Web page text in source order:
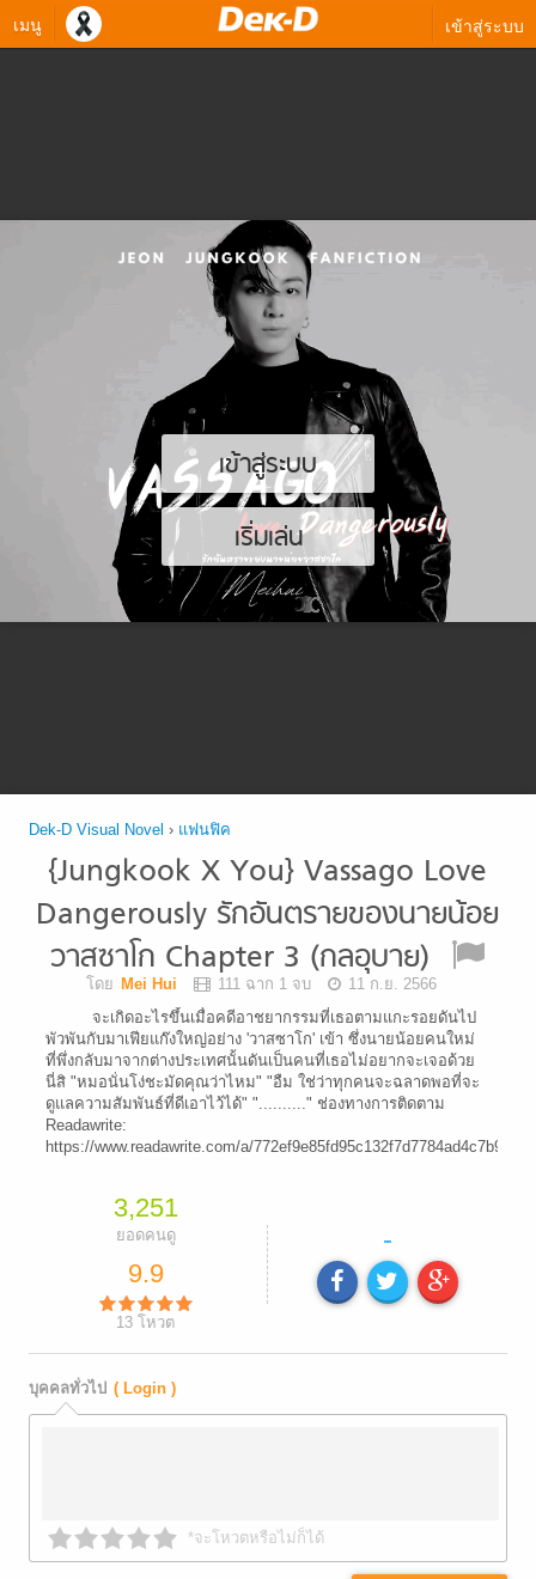
เมนู เข้าสู่ระบบ
เข้าสู่ระบบ
เริ่มเล่น
Dek-D Visual Novel › แฟนฟิค
{Jungkook X You} Vassago Love
Dangerously รักอันตรายของนายน้อย
วาสซาโก Chapter 3 (กลอุบาย)
โดย Mei Hui 111 ฉาก 1 จบ
11 ก.ย. 2566
จะเกิดอะไรขึ้นเมื่อคดีอาชยากรรมที่เธอตามแกะรอยดันไป
พัวพันกับมาเฟียแก๊งใหญ่อย่าง 'วาสซาโก' เข้า ซึ่งนายน้อยคนใหม่
ที่พึ่งกลับมาจากต่างประเทศนั้นดันเป็นคนที่เธอไม่อยากจะเจอด้วย
นี่สิ "หมอนั่นโง่ชะมัดคุณว่าไหม" "อืม ใช่ว่าทุกคนจะฉลาดพอที่จะ
ดูแลความสัมพันธ์ที่ดีเอาไว้ได้" ".........." ช่องทางการติดตาม
Readawrite:
https://www.readawrite.com/a/772ef9e85fd95c132f7d7784ad4c7b93
3,251
ยอดคนดู
9.9
13 โหวต
-
บุคคลทั่วไป ( Login )
*จะโหวตหรือไม่ก็ได้